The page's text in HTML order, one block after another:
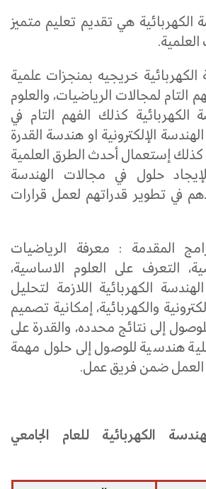
الكهربائية هي تقديم تعليم متميز
العلمية.
خريجيه بمنجزات علمية
التام لمجالات الرياضيات، والعلوم
الكهربائية كذلك الفهم التام في
الإلكترونية او هندسة القدرة
كذلك إستعمال أحدث الطرق العلمية
لإيجاد حلول في مجالات الهندسة
في تطوير قدراتهم لعمل قرارات
المقدمة : معرفة الرياضيات
التعرف على العلوم الاساسية،
الكهربائية اللازمة لتحليل
والكهربائية، إمكانية تصميم
إلى نتائج محدده، والقدرة على
هندسية للوصول إلى حلول مهمة
العمل ضمن فريق عمل.
الكهربائية للعام الجامعي